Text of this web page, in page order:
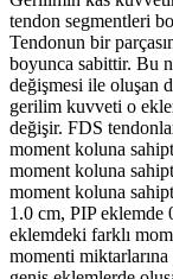
tendon segmentleri
Tendonun bir
boyunca sabittir. Bu
değişmesi ile oluşan
gerilim kuvveti o
değişir. FDS
moment koluna
moment koluna
moment koluna
1.0 cm, PIP eklemde
eklemdeki farklı
momenti